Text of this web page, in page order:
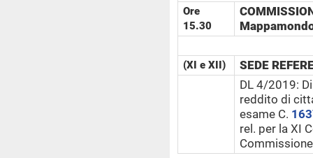
Ore
15.30
(XI e XII)
SEDE
DL 4/2019:
reddito di
esame C.
rel. per la XI